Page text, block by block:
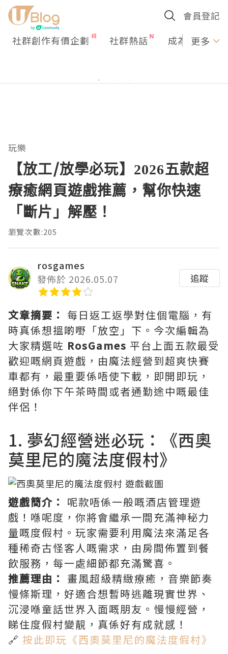
會員登記
社群創作有價企劃 社群熱話 成為U更多
玩樂
【放工/放學必玩】2026五款超
療癒網頁遊戲推薦，幫你快速
「斷片」解壓！
瀏覽次數:205
rosgames
發佈於 2026.05.07
追蹤
文章摘要： 每日返工返學對住個電腦，有
時真係想搵啲嘢「放空」下。今次編輯為
大家精選咗 RosGames 平台上面五款最受
歡迎嘅網頁遊戲，由魔法經營到超爽快賽
車都有，最重要係唔使下載，即開即玩，
絕對係你下午茶時間或者通勤途中嘅最佳
伴侶！
1. 夢幻經營迷必玩：《西奧
莫里尼的魔法度假村》
遊戲簡介： 呢款唔係一般嘅酒店管理遊
戲！喺呢度，你將會繼承一間充滿神秘力
量嘅度假村。玩家需要利用魔法來滿足各
種稀奇古怪客人嘅需求，由房間佈置到餐
飲服務，每一處細節都充滿驚喜。
推薦理由： 畫風超級精緻療癒，音樂節奏
慢條斯理，好適合想暫時逃離現實世界、
沉浸喺童話世界入面嘅朋友。慢慢經營，
睇住度假村變靚，真係好有成就感！
🔗 按此即玩《西奧莫里尼的魔法度假村》